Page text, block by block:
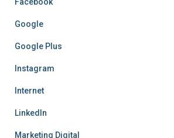
Google
Google Plus
Instagram
Internet
LinkedIn
Marketing Digital